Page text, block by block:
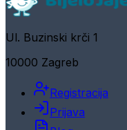
Ul. Buzinski krči 1
10000 Zagreb
Registracija
Prijava